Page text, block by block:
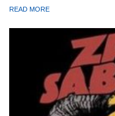
READ MORE